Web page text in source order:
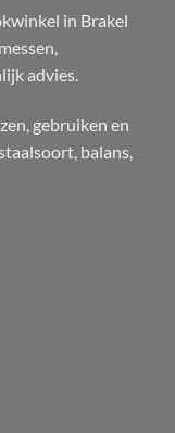
in Brakel
advies.
gebruiken en
balans,